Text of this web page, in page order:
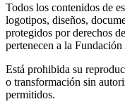
Todos los contenidos de
logotipos, diseños,
protegidos por derechos
pertenecen a la
Está prohibida su
o transformación sin
permitidos.